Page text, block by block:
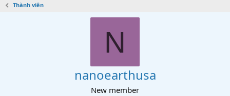
Thành viên
N
nanoearthusa
New member